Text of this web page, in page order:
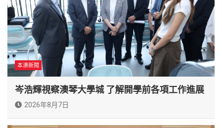
本澳新聞
岑浩輝視察澳琴大學城 了解開學前各項工作進展
2026年8月7日